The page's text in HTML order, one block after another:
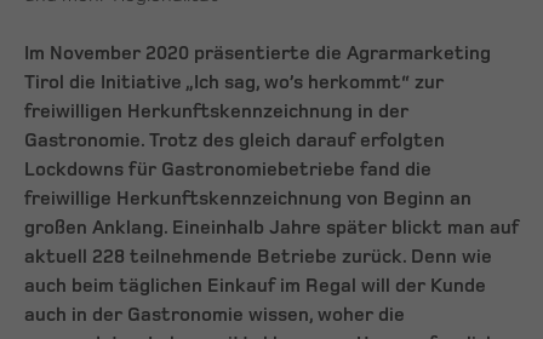
Im November 2020 präsentierte die Agrarmarketing
Tirol die Initiative „Ich sag, wo’s herkommt“ zur
freiwilligen Herkunftskennzeichnung in der
Gastronomie. Trotz des gleich darauf erfolgten
Lockdowns für Gastronomiebetriebe fand die
freiwillige Herkunftskennzeichnung von Beginn an
großen Anklang. Eineinhalb Jahre später blickt man auf
aktuell 228 teilnehmende Betriebe zurück. Denn wie
auch beim täglichen Einkauf im Regal will der Kunde
auch in der Gastronomie wissen, woher die